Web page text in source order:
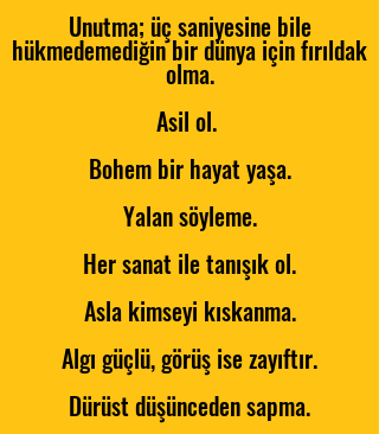
Unutma; üç saniyesine bile
hükmedemediğin bir dünya için fırıldak
olma.
Asil ol.
Bohem bir hayat yaşa.
Yalan söyleme.
Her sanat ile tanışık ol.
Asla kimseyi kıskanma.
Algı güçlü, görüş ise zayıftır.
Dürüst düşünceden sapma.